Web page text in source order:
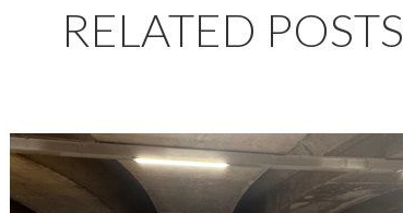
RELATED POSTS